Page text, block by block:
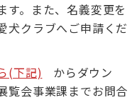
名前のつけ方
。また、名義変更を
犬クラブへご申請くだ
(下記)
からダウン
覧会事業課までお問合